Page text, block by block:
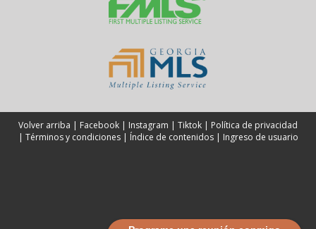
Volver arriba | Facebook | Instagram | Tiktok | Política de privacidad
| Términos y condiciones| Índice de contenidos| Ingreso de usuario